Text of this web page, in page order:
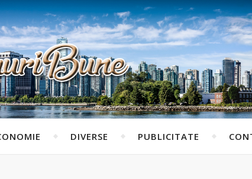
DIVERSE PUBLICITATE